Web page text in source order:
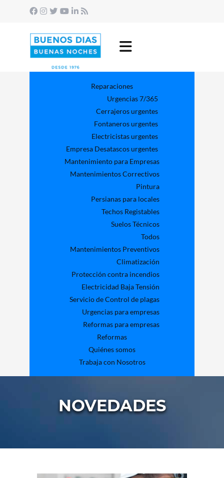
Reparaciones
Urgencias 7/365
Cerrajeros urgentes
Fontaneros urgentes
Electricistas urgentes
Empresa Desatascos urgentes
Mantenimiento para Empresas​
Mantenimientos Correctivos
Pintura
Persianas para locales
Techos Registables
Suelos Técnicos
Todos
Mantenimientos Preventivos
Climatización
Protección contra incendios
Electricidad Baja Tensión
Servicio de Control de plagas
Urgencias para empresas
Reformas para empresas
Reformas
Quiénes somos
Trabaja con Nosotros
NOVEDADES